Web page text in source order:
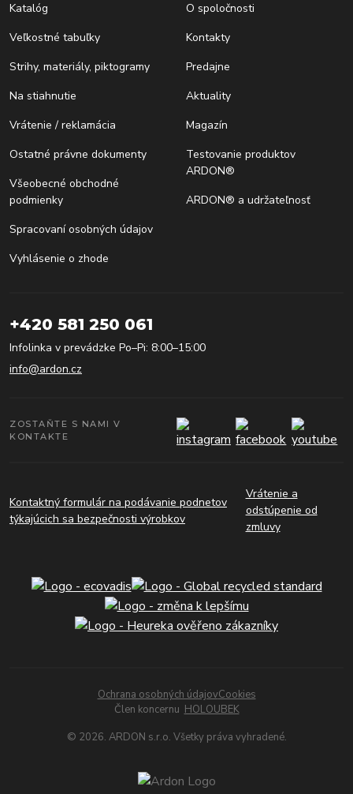
Katalóg
Veľkostné tabuľky
Strihy, materiály, piktogramy
Na stiahnutie
Vrátenie / reklamácia
Ostatné právne dokumenty
Všeobecné obchodné
podmienky
Spracovaní osobných údajov
Vyhlásenie o zhode
O spoločnosti
Kontakty
Predajne
Aktuality
Magazín
Testovanie produktov
ARDON®
ARDON® a udržateľnosť
+420 581 250 061
Infolinka v prevádzke Po–Pi: 8:00–15:00
info@ardon.cz
ZOSTAŇTE S NAMI V
KONTAKTE
Kontaktný formulár na podávanie podnetov
týkajúcich sa bezpečnosti výrobkov
Vrátenie a
odstúpenie od
zmluvy
Ochrana osobných údajovCookies
Člen koncernu HOLOUBEK
© 2026. ARDON s.r.o. Všetky práva vyhradené.